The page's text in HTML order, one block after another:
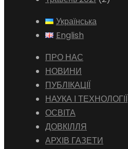
Українська
English
ПРО НАС
НОВИНИ
ПУБЛІКАЦІЇ
НАУКА І ТЕХНОЛОГІЇ
ОСВІТА
ДОВКІЛЛЯ
АРХІВ ГАЗЕТИ